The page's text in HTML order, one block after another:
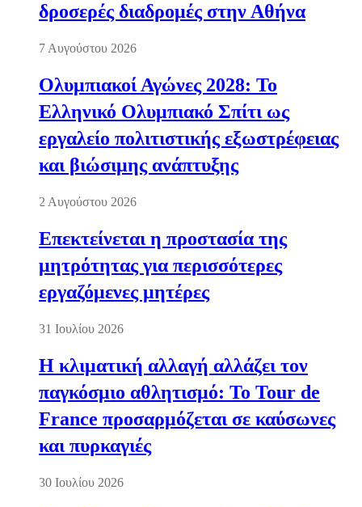
δροσερές διαδρομές στην Αθήνα
7 Αυγούστου 2026
Ολυμπιακοί Αγώνες 2028: Το
Ελληνικό Ολυμπιακό Σπίτι ως
εργαλείο πολιτιστικής εξωστρέφειας
και βιώσιμης ανάπτυξης
2 Αυγούστου 2026
Επεκτείνεται η προστασία της
μητρότητας για περισσότερες
εργαζόμενες μητέρες
31 Ιουλίου 2026
Η κλιματική αλλαγή αλλάζει τον
παγκόσμιο αθλητισμό: Το Tour de
France προσαρμόζεται σε καύσωνες
και πυρκαγιές
30 Ιουλίου 2026